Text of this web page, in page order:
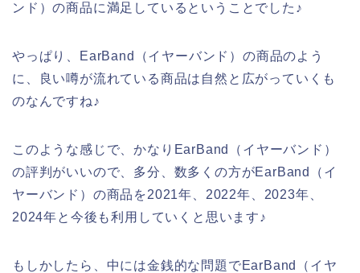
ンド）の商品に満足しているということでした♪
やっぱり、EarBand（イヤーバンド）の商品のよう
に、良い噂が流れている商品は自然と広がっていくも
のなんですね♪
このような感じで、かなりEarBand（イヤーバンド）
の評判がいいので、多分、数多くの方がEarBand（イ
ヤーバンド）の商品を2021年、2022年、2023年、
2024年と今後も利用していくと思います♪
もしかしたら、中には金銭的な問題でEarBand（イヤ